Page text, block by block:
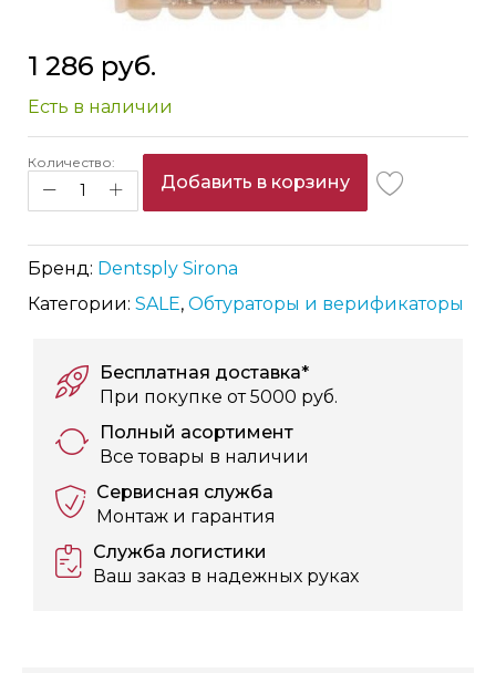
to
beginning
of
the
images
gallery
1 286 руб.
Есть в наличии
Количество:
Добавить в корзину
Бренд: Dentsply Sirona
Категории: SALE, Обтураторы и верификаторы
Бесплатная доставка*
При покупке от 5000 руб.
Полный асортимент
Все товары в наличии
Сервисная служба
Монтаж и гарантия
Служба логистики
Ваш заказ в надежных руках